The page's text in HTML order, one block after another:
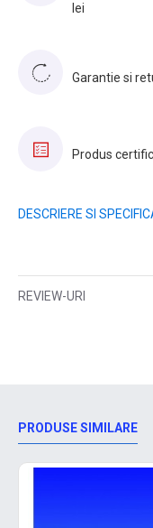
lei
Garantie si
Produs
DESCRIERE SI
REVIEW-URI
PRODUSE SIMILARE